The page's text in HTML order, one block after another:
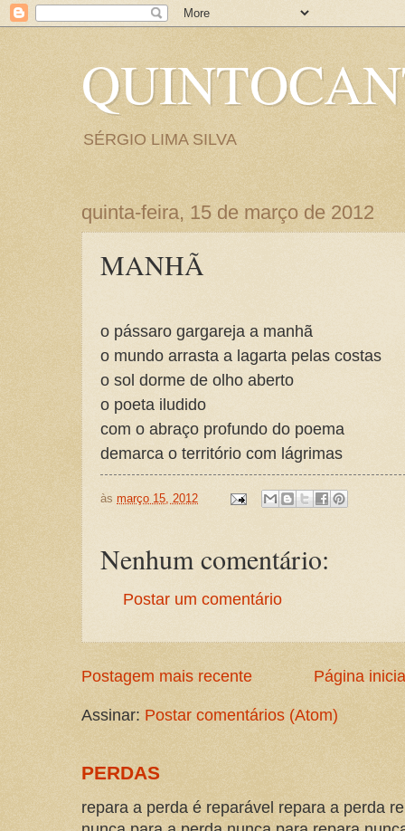
SÉRGIO LIMA SILVA
quinta-feira, 15 de março de 2012
MANHÃ
o pássaro gargareja a manhã
o mundo arrasta a lagarta pelas costas
o sol dorme de olho aberto
o poeta iludido
com o abraço profundo do poema
demarca o território com lágrimas
às março 15, 2012
Nenhum comentário:
Postar um comentário
Postagem mais recente Página
Assinar: Postar comentários (Atom)
PERDAS
repara a perda é reparável repara a perda